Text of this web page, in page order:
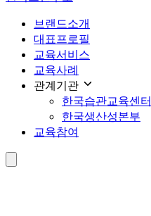
브랜드소개
대표프로필
교육서비스
교육사례
관계기관
한국습관교육센터
한국생산성본부
교육참여